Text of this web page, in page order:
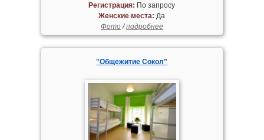
Регистрация: По запросу
Женские места: Да
Фото/подробнее
"Общежитие Сокол"